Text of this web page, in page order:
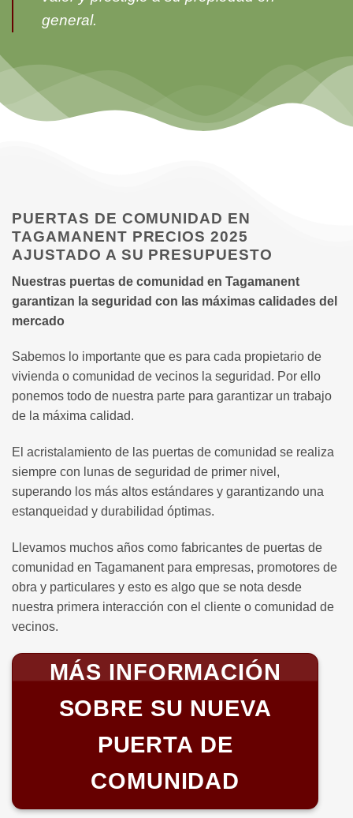
general.
PUERTAS DE COMUNIDAD EN
TAGAMANENT PRECIOS 2025
AJUSTADO A SU PRESUPUESTO
Nuestras puertas de comunidad en Tagamanent
garantizan la seguridad con las máximas calidades del
mercado
Sabemos lo importante que es para cada propietario de
vivienda o comunidad de vecinos la seguridad. Por ello
ponemos todo de nuestra parte para garantizar un trabajo
de la máxima calidad.
El acristalamiento de las puertas de comunidad se realiza
siempre con lunas de seguridad de primer nivel,
superando los más altos estándares y garantizando una
estanqueidad y durabilidad óptimas.
Llevamos muchos años como fabricantes de puertas de
comunidad en Tagamanent para empresas, promotores de
obra y particulares y esto es algo que se nota desde
nuestra primera interacción con el cliente o comunidad de
vecinos.
MÁS INFORMACIÓN
SOBRE SU NUEVA
PUERTA DE
COMUNIDAD